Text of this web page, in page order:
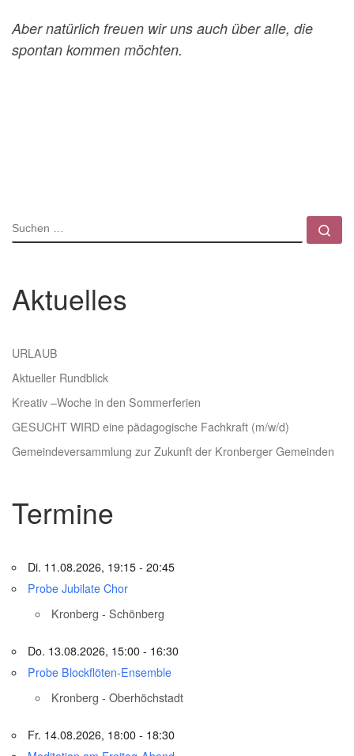
Aber natürlich freuen wir uns auch über alle, die
spontan kommen möchten.
SUCHE
Aktuelles
URLAUB
Aktueller Rundblick
Kreativ –Woche in den Sommerferien
GESUCHT WIRD eine pädagogische Fachkraft (m/w/d)
Gemeindeversammlung zur Zukunft der Kronberger Gemeinden
Termine
Di. 11.08.2026, 19:15 - 20:45
Probe Jubilate Chor
Kronberg - Schönberg
Do. 13.08.2026, 15:00 - 16:30
Probe Blockflöten-Ensemble
Kronberg - Oberhöchstadt
Fr. 14.08.2026, 18:00 - 18:30